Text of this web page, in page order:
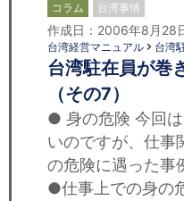
コラム 台湾事情
作成日：2006年8月28
台湾経営マニュアル 台湾
台湾駐在員が巻
（その7）
● 身の危険 今回
いのですが、仕事
の危険に遇った事
●仕事上での身の